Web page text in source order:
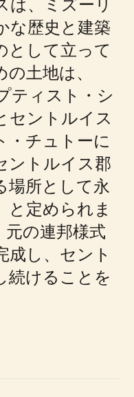
な歴史と建築
として立って
土地は、
ティスト・シ
セントルイス
・チュトーに
ントルイス郡
場所として永
と定められま
元の連邦様式
成し、セント
続けることを